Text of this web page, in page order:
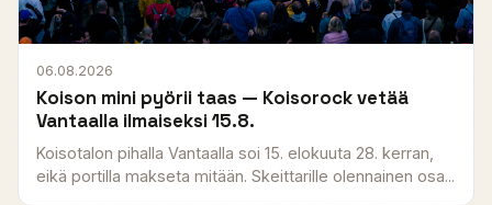
06.08.2026
Koison mini pyörii taas — Koisorock vetää
Vantaalla ilmaiseksi 15.8.
Koisotalon pihalla Vantaalla soi 15. elokuuta 28. kerran,
eikä portilla makseta mitään. Skeittarille olennainen osa...